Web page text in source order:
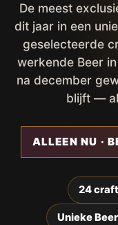
De meest
dit jaar in een
geselecteerde
werkende Beer
na december
blijft —
ALLEEN NU ·
24
Unieke